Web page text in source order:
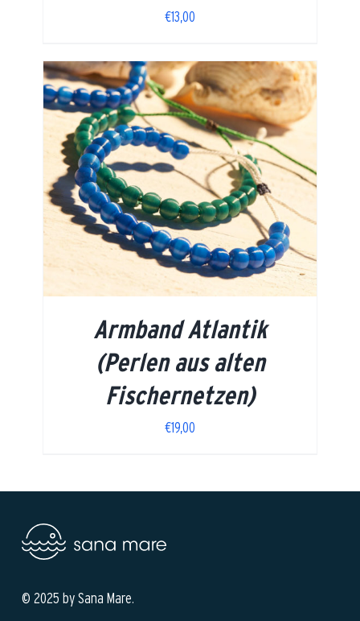
€13,00
Armband Atlantik
(Perlen aus alten
Fischernetzen)
€19,00
© 2025 by Sana Mare.